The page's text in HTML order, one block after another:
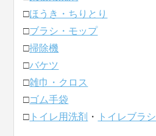
□ほうき・ちりとり
□ブラシ・モップ
□掃除機
□バケツ
□雑巾・クロス
□ゴム手袋
□ トイレ用洗剤 ・ トイレブラシ